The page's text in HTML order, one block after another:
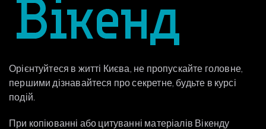
Орієнтуйтеся в житті Києва, не пропускайте головне,
першими дізнавайтеся про секретне, будьте в курсі
подій.
При копіюванні або цитуванні матеріалів Вікенду